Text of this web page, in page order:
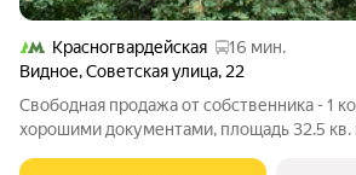
Красногвардейская
16 мин.
Видное,Советская улица, 22
Свободная продажа от собственника - 1
хорошими документами, площадь 32.5